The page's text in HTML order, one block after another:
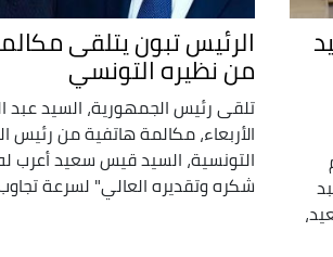
الرئيس تبون يتلقى
من نظيره التونسي
تلقى رئيس الجمهورية، السيد عبد
الأربعاء، مكالمة هاتفية من رئيس
التونسية، السيد قيس سعيد أعرب
شكره وتقديره العالي" لسرعة